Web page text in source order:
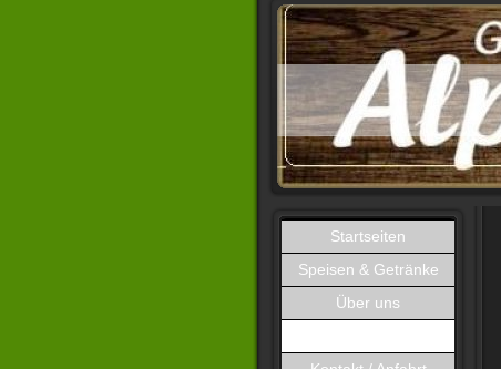
Startseiten
Speisen & Getränke
Über uns